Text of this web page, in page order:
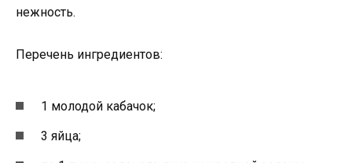
нежность.
Перечень ингредиентов:
1 молодой кабачок;
3 яйца;